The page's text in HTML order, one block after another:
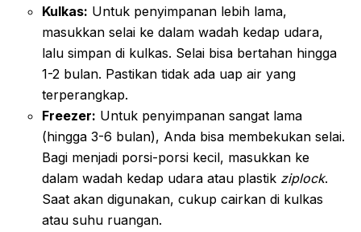
Kulkas: Untuk penyimpanan lebih lama,
masukkan selai ke dalam wadah kedap udara,
lalu simpan di kulkas. Selai bisa bertahan hingga
1-2 bulan. Pastikan tidak ada uap air yang
terperangkap.
Freezer: Untuk penyimpanan sangat lama
(hingga 3-6 bulan), Anda bisa membekukan selai.
Bagi menjadi porsi-porsi kecil, masukkan ke
dalam wadah kedap udara atau plastik ziplock.
Saat akan digunakan, cukup cairkan di kulkas
atau suhu ruangan.